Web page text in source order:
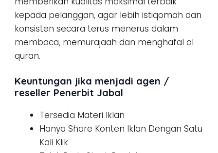
kepada pelanggan, agar lebih istiqomah dan
konsisten secara terus menerus dalam
membaca, memurajaah dan menghafal al
quran.
Keuntungan jika menjadi agen /
reseller Penerbit Jabal
Tersedia Materi Iklan
Hanya Share Konten Iklan Dengan Satu
Kali Klik